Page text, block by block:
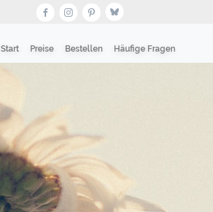
Start(current)
Preise(current)
Bestellen Häufige Fragen